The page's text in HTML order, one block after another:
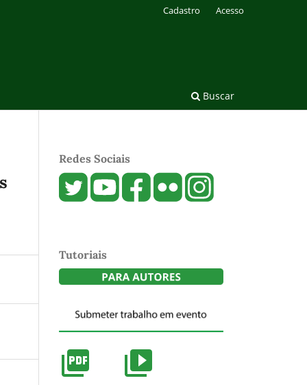
Buscar
Cadastro Acesso
Redes Sociais
Tutoriais